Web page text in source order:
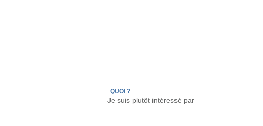
QUOI ?